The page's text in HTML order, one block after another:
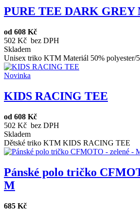
PURE TEE DARK GREY
od 608 Kč
502 Kč bez DPH
Skladem
Unisex triko KTM Materiál 50% polyester/
Novinka
KIDS RACING TEE
od 608 Kč
502 Kč bez DPH
Skladem
Dětské triko KTM KIDS RACING TEE
Pánské polo tričko
M
685 Kč